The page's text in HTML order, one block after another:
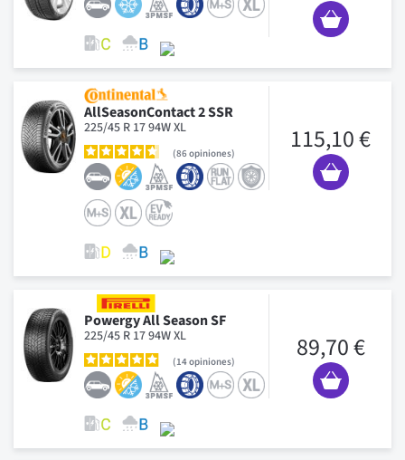
AllSeasonContact 2 SSR
225/45 R 17 94W XL
86opiniones 115,10 €
Powergy All Season SF
225/45 R 17 94W XL
14opiniones 89,70 €